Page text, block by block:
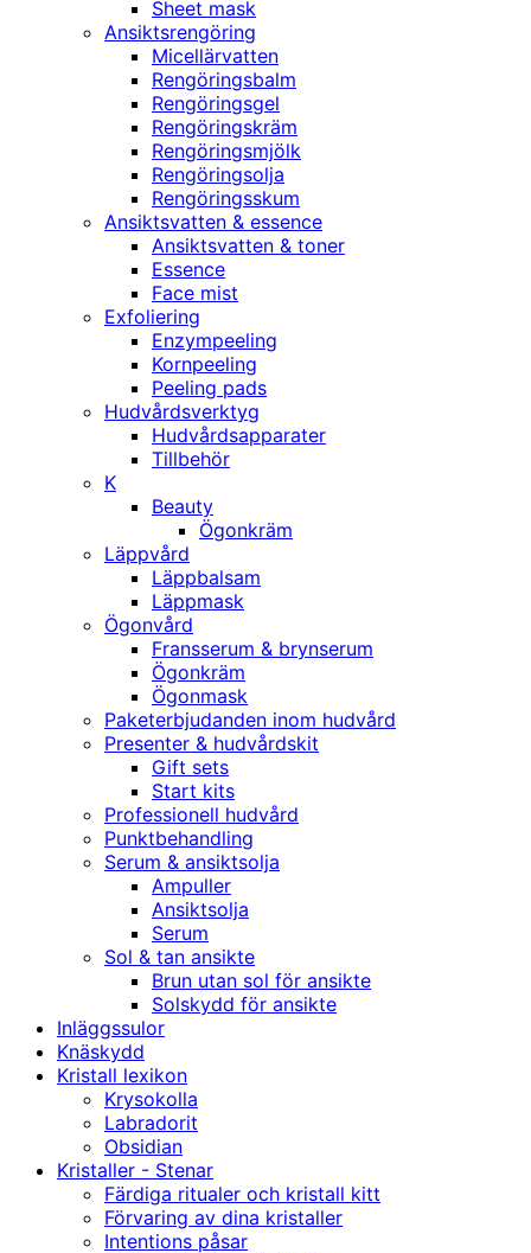
Sheet mask
Ansiktsrengöring
Micellärvatten
Rengöringsbalm
Rengöringsgel
Rengöringskräm
Rengöringsmjölk
Rengöringsolja
Rengöringsskum
Ansiktsvatten & essence
Ansiktsvatten & toner
Essence
Face mist
Exfoliering
Enzympeeling
Kornpeeling
Peeling pads
Hudvårdsverktyg
Hudvårdsapparater
Tillbehör
K
Beauty
Ögonkräm
Läppvård
Läppbalsam
Läppmask
Ögonvård
Fransserum & brynserum
Ögonkräm
Ögonmask
Paketerbjudanden inom hudvård
Presenter & hudvårdskit
Gift sets
Start kits
Professionell hudvård
Punktbehandling
Serum & ansiktsolja
Ampuller
Ansiktsolja
Serum
Sol & tan ansikte
Brun utan sol för ansikte
Solskydd för ansikte
Inläggssulor
Knäskydd
Kristall lexikon
Krysokolla
Labradorit
Obsidian
Kristaller - Stenar
Färdiga ritualer och kristall kitt
Förvaring av dina kristaller
Intentions påsar